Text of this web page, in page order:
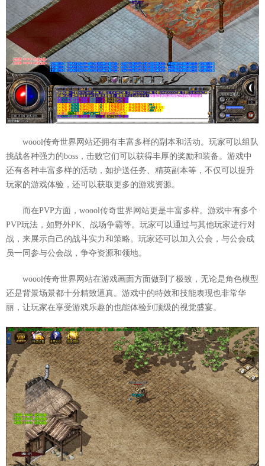
woool传奇世界网站还拥有丰富多样的副本和活动。玩家可以组队
挑战各种强力的boss，击败它们可以获得丰厚的奖励和装备。游戏中
还有各种丰富多样的活动，如护送任务、精英副本等，不仅可以提升
玩家的游戏体验，还可以获取更多的游戏资源。
而在PVP方面，woool传奇世界网站更是丰富多样。游戏中有多个
PVP玩法，如野外PK、战场争霸等。玩家可以通过与其他玩家进行对
战，来展示自己的战斗实力和策略。玩家还可以加入公会，与公会成
员一同参与公会战，争夺资源和领地。
woool传奇世界网站在游戏画面方面做到了极致，无论是角色模型
还是背景场景都十分精致逼真。游戏中的特效和技能表现也非常华
丽，让玩家在享受游戏乐趣的也能体验到顶级的视觉盛宴。